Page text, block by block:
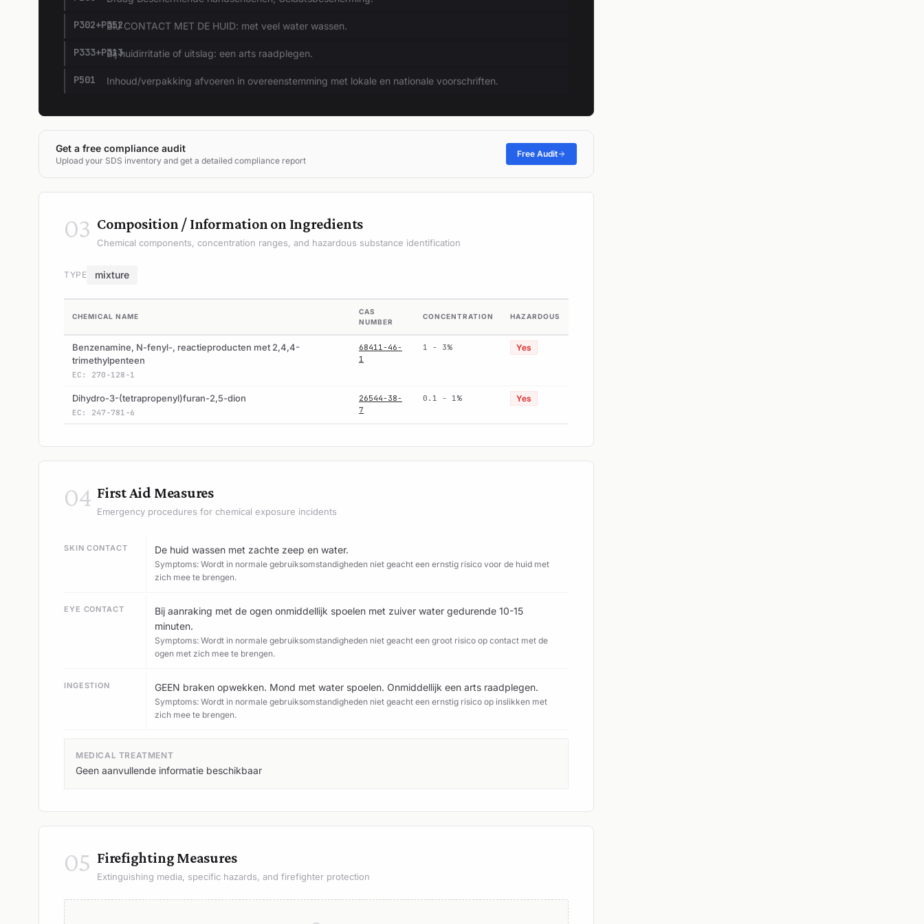
P302+P352BIJ CONTACT MET DE HUID: met veel water wassen.
P333+P313Bij huidirritatie of uitslag: een arts raadplegen.
P501 Inhoud/verpakking afvoeren in overeenstemming met lokale en nationale voorschriften.
Get a free compliance audit
Upload your SDS inventory and get a detailed compliance report
Free Audit
03 Composition / Information on Ingredients
Chemical components, concentration ranges, and hazardous substance identification
TYPE mixture
CHEMICAL NAME
CAS
NUMBER
CONCENTRATION HAZARDOUS
Benzenamine, N-fenyl-, reactieproducten met 2,4,4-
trimethylpenteen
EC: 270-128-1
68411-46-
1
1 - 3% Yes
Dihydro-3-(tetrapropenyl)furan-2,5-dion
EC: 247-781-6
26544-38-
7
0.1 - 1% Yes
04 First Aid Measures
Emergency procedures for chemical exposure incidents
SKIN CONTACT De huid wassen met zachte zeep en water.
Symptoms: Wordt in normale gebruiksomstandigheden niet geacht een ernstig risico voor de huid met
zich mee te brengen.
EYE CONTACT
Bij aanraking met de ogen onmiddellijk spoelen met zuiver water gedurende 10-15
minuten.
Symptoms: Wordt in normale gebruiksomstandigheden niet geacht een groot risico op contact met de
ogen met zich mee te brengen.
INGESTION GEEN braken opwekken. Mond met water spoelen. Onmiddellijk een arts raadplegen.
Symptoms: Wordt in normale gebruiksomstandigheden niet geacht een ernstig risico op inslikken met
zich mee te brengen.
MEDICAL TREATMENT
Geen aanvullende informatie beschikbaar
05 Firefighting Measures
Extinguishing media, specific hazards, and firefighter protection